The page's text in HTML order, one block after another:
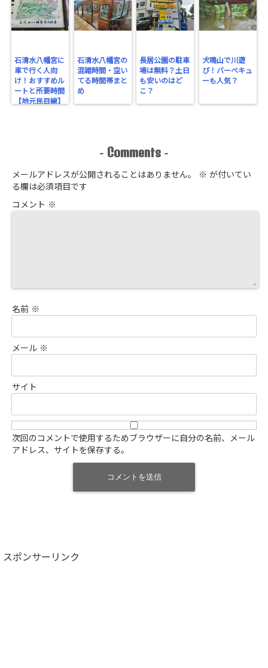
石清水八幡宮に
車で行く人向
け！おすすめル
ートと所要時間
【地元民目線】
石清水八幡宮の
混雑時間・空い
てる時間帯まと
め
長居公園の駐車
場は無料？土日
も安いのはど
こ？
犬鳴山で川遊
び！バーベキュ
ーも人気？
- Comments -
メールアドレスが公開されることはありません。 ※ が付いてい
る欄は必須項目です
コメント ※
名前 ※
メール ※
サイト
次回のコメントで使用するためブラウザーに自分の名前、メール
アドレス、サイトを保存する。
スポンサーリンク